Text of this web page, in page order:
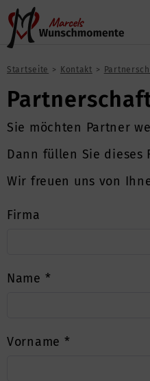
Startseite Kontakt
Sie möchten Partner
Dann füllen Sie dieses
Wir freuen uns von
Firma
Name *
Vorname *